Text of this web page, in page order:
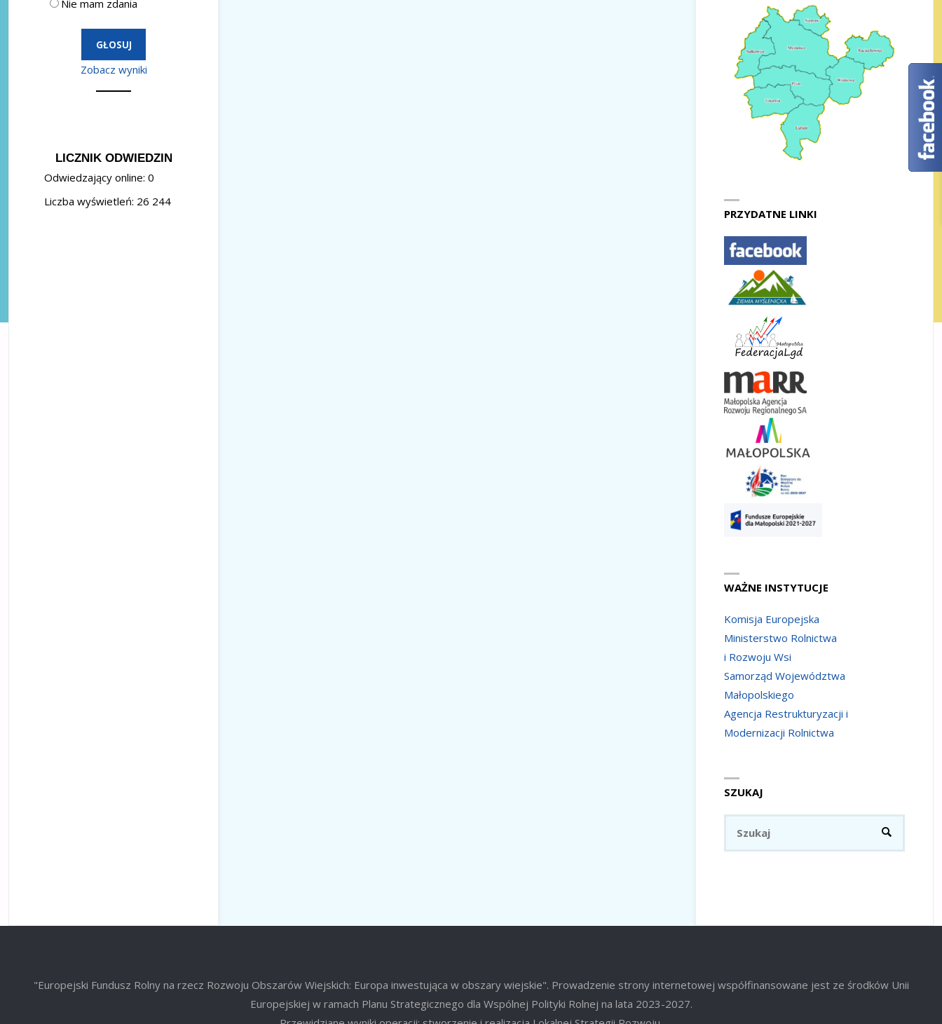
Nie mam zdania
Zobacz wyniki
LICZNIK ODWIEDZIN
Odwiedzający online: 0
Liczba wyświetleń: 26 244
PRZYDATNE LINKI
WAŻNE INSTYTUCJE
Komisja Europejska
Ministerstwo Rolnictwa
i Rozwoju Wsi
Samorząd Województwa
Małopolskiego
Agencja Restrukturyzacji i
Modernizacji Rolnictwa
SZUKAJ
SZUKAJ
"Europejski Fundusz Rolny na rzecz Rozwoju Obszarów Wiejskich: Europa inwestująca w obszary wiejskie". Prowadzenie strony internetowej współfinansowane jest ze środków Unii
Europejskiej w ramach Planu Strategicznego dla Wspólnej Polityki Rolnej na lata 2023-2027.